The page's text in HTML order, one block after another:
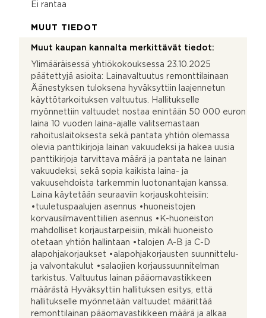
Ei rantaa
MUUT TIEDOT
Muut kaupan kannalta merkittävät tiedot:
Ylimääräisessä yhtiökokouksessa 23.10.2025
päätettyjä asioita: Lainavaltuutus remonttilainaan
Äänestyksen tuloksena hyväksyttiin laajennetun
käyttötarkoituksen valtuutus. Hallitukselle
myönnettiin valtuudet nostaa enintään 50 000 euron
laina 10 vuoden laina-ajalle valitsemastaan
rahoituslaitoksesta sekä pantata yhtiön olemassa
olevia panttikirjoja lainan vakuudeksi ja hakea uusia
panttikirjoja tarvittava määrä ja pantata ne lainan
vakuudeksi, sekä sopia kaikista laina- ja
vakuusehdoista tarkemmin luotonantajan kanssa.
Laina käytetään seuraaviin korjauskohteisiin:
•tuuletuspaalujen asennus •huoneistojen
korvausilmaventtiilien asennus •K-huoneiston
mahdolliset korjaustarpeisiin, mikäli huoneisto
otetaan yhtiön hallintaan •talojen A-B ja C-D
alapohjakorjaukset •alapohjakorjausten suunnittelu-
ja valvontakulut •salaojien korjaussuunnitelman
tarkistus. Valtuutus lainan pääomavastikkeen
määrästä Hyväksyttiin hallituksen esitys, että
hallitukselle myönnetään valtuudet määrittää
remonttilainan pääomavastikkeen määrä ja alkaa